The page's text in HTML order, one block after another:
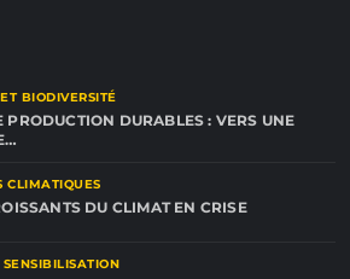
BIODIVERSITÉ
PRODUCTION DURABLES : VERS UNE
CLIMATIQUES
DU CLIMAT EN CRISE